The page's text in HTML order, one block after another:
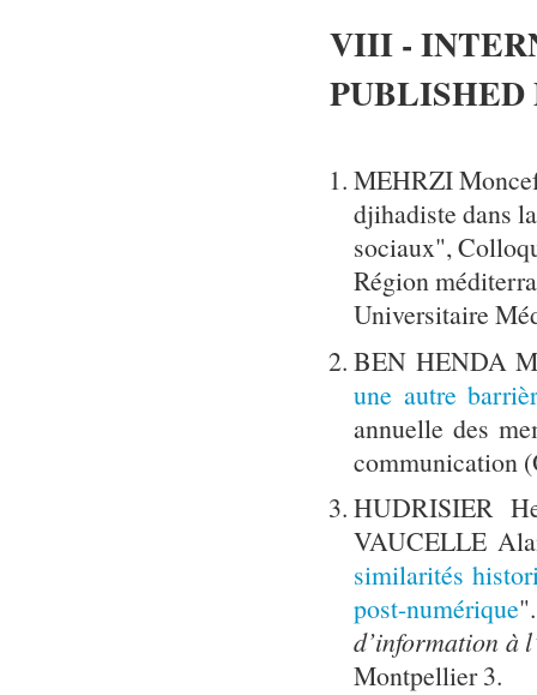
VIII -
PUBLISHED
MEHRZI
djihadiste dans
sociaux",
Région
Universitaire
BEN HENDA
une autre
annuelle des
communication
HUDRISIER
VAUCELLE
similarités
post-numérique
d’information à
Montpellier 3.